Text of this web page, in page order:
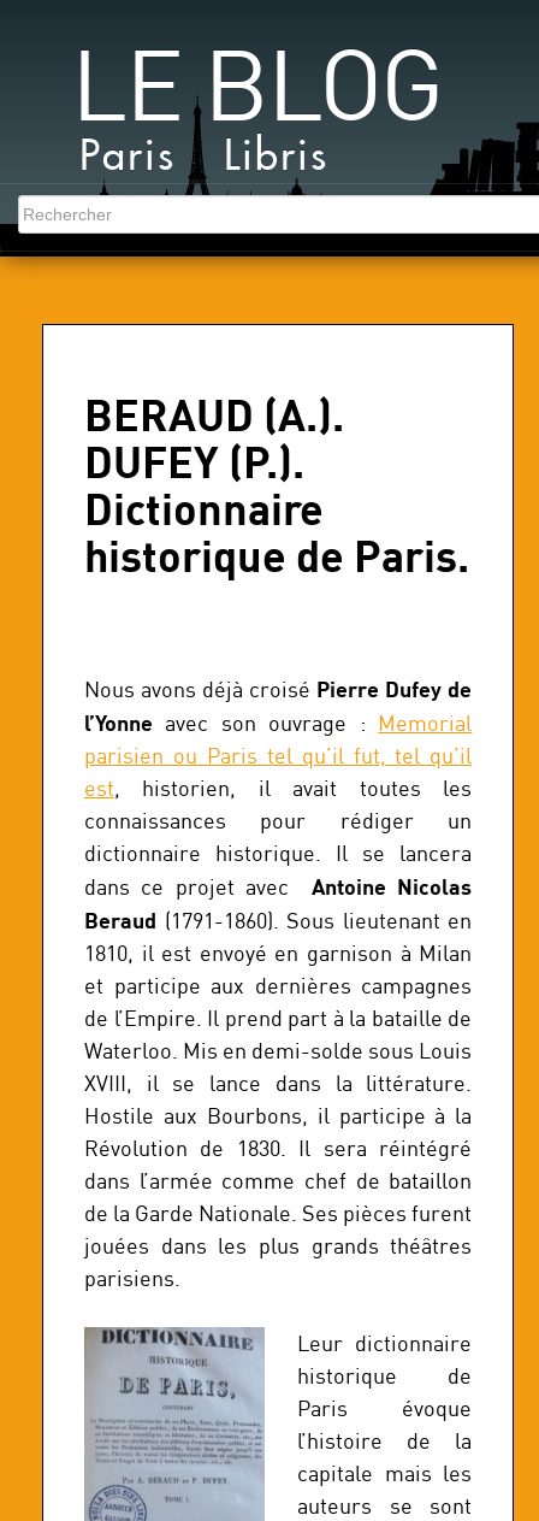
LE BLOG
Paris Libris
BERAUD (A.).
DUFEY (P.).
Dictionnaire
historique de Paris.
Nous avons déjà croisé Pierre Dufey de
l’Yonne avec son ouvrage : Memorial
parisien ou Paris tel qu’il fut, tel qu’il
est, historien, il avait toutes les
connaissances pour rédiger un
dictionnaire historique. Il se lancera
dans ce projet avec Antoine Nicolas
Beraud (1791-1860). Sous lieutenant en
1810, il est envoyé en garnison à Milan
et participe aux dernières campagnes
de l’Empire. Il prend part à la bataille de
Waterloo. Mis en demi-solde sous Louis
XVIII, il se lance dans la littérature.
Hostile aux Bourbons, il participe à la
Révolution de 1830. Il sera réintégré
dans l’armée comme chef de bataillon
de la Garde Nationale. Ses pièces furent
jouées dans les plus grands théâtres
parisiens.
Leur dictionnaire
historique de
Paris évoque
l’histoire de la
capitale mais les
auteurs se sont